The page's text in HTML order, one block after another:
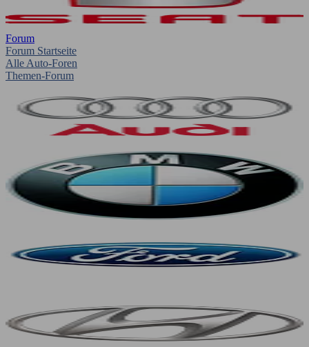
Forum
Forum Startseite
Alle Auto-Foren
Themen-Forum